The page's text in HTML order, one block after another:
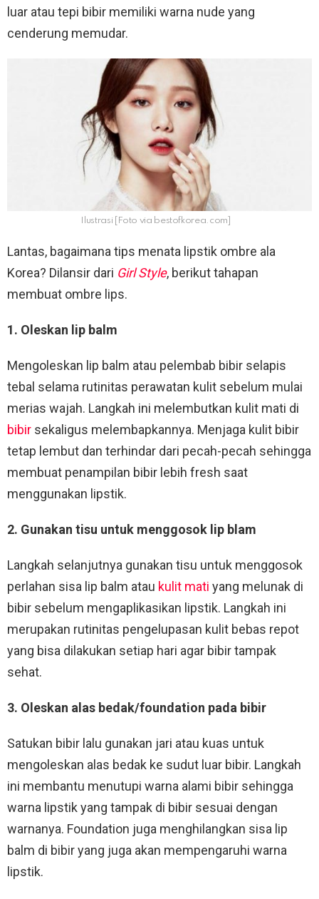
luar atau tepi bibir memiliki warna nude yang
cenderung memudar.
Ilustrasi [Foto via bestofkorea.com]
Lantas, bagaimana tips menata lipstik ombre ala
Korea? Dilansir dari Girl Style, berikut tahapan
membuat ombre lips.
1. Oleskan lip balm
Mengoleskan lip balm atau pelembab bibir selapis
tebal selama rutinitas perawatan kulit sebelum mulai
merias wajah. Langkah ini melembutkan kulit mati di
bibir sekaligus melembapkannya. Menjaga kulit bibir
tetap lembut dan terhindar dari pecah-pecah sehingga
membuat penampilan bibir lebih fresh saat
menggunakan lipstik.
2. Gunakan tisu untuk menggosok lip blam
Langkah selanjutnya gunakan tisu untuk menggosok
perlahan sisa lip balm atau kulit mati yang melunak di
bibir sebelum mengaplikasikan lipstik. Langkah ini
merupakan rutinitas pengelupasan kulit bebas repot
yang bisa dilakukan setiap hari agar bibir tampak
sehat.
3. Oleskan alas bedak/foundation pada bibir
Satukan bibir lalu gunakan jari atau kuas untuk
mengoleskan alas bedak ke sudut luar bibir. Langkah
ini membantu menutupi warna alami bibir sehingga
warna lipstik yang tampak di bibir sesuai dengan
warnanya. Foundation juga menghilangkan sisa lip
balm di bibir yang juga akan mempengaruhi warna
lipstik.